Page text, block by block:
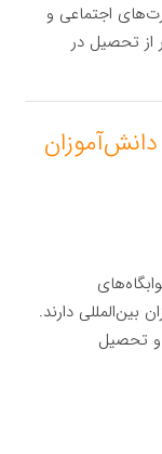
اجتماعی و
از تحصیل در
بین‌المللی دارند.
و تحصیل